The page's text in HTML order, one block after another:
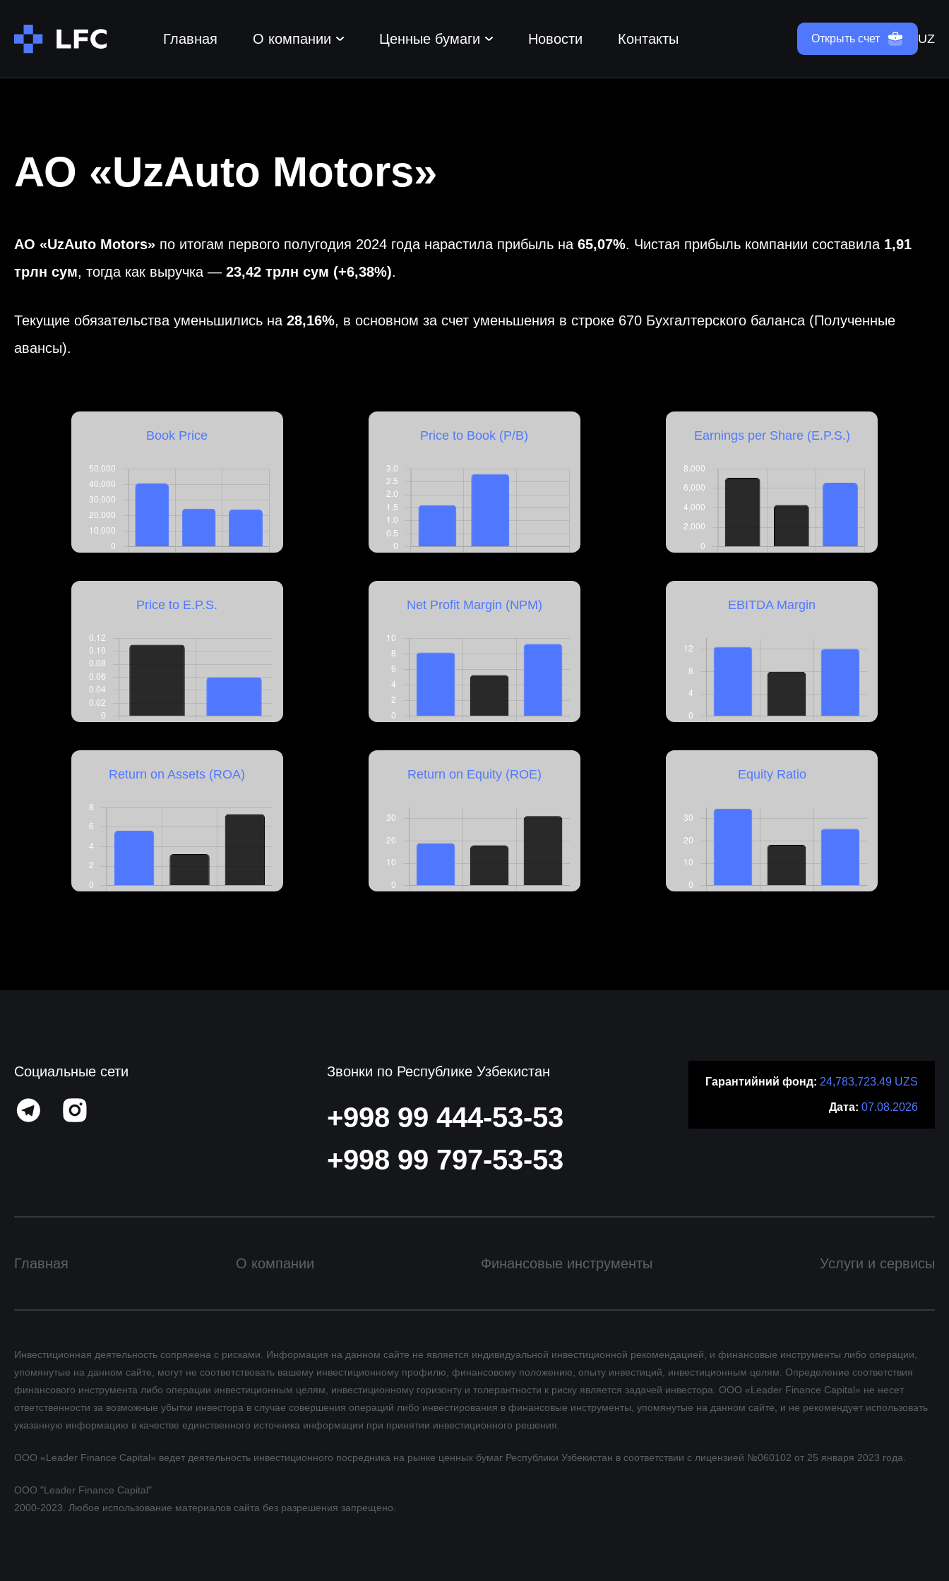
Главная О компании Ценные бумаги Новости Контакты Открыть счет UZ
АО «UzAuto Motors»
АО «UzAuto Motors» по итогам первого полугодия 2024 года нарастила прибыль на 65,07%. Чистая прибыль компании составила 1,91
трлн сум, тогда как выручка — 23,42 трлн сум (+6,38%).
Текущие обязательства уменьшились на 28,16%, в основном за счет уменьшения в строке 670 Бухгалтерского баланса (Полученные
авансы).
Book Price Price to Book (P/B) Earnings per Share (E.P.S.)
Price to E.P.S. Net Profit Margin (NPM) EBITDA Margin
Return on Assets (ROA) Return on Equity (ROE) Equity Ratio
Социальные сети Звонки по Республике Узбекистан
+998 99 444-53-53
+998 99 797-53-53
Гарантийний фонд: 24,783,723.49 UZS
Дата: 07.08.2026
Главная О компании Финансовые инструменты Услуги и сервисы
Инвестиционная деятельность сопряжена с рисками. Информация на данном сайте не является индивидуальной инвестиционной рекомендацией, и финансовые инструменты либо операции,
упомянутые на данном сайте, могут не соответствовать вашему инвестиционному профилю, финансовому положению, опыту инвестиций, инвестиционным целям. Определение соответствия
финансового инструмента либо операции инвестиционным целям, инвестиционному горизонту и толерантности к риску является задачей инвестора. ООО «Leader Finance Capital» не несет
ответственности за возможные убытки инвестора в случае совершения операций либо инвестирования в финансовые инструменты, упомянутые на данном сайте, и не рекомендует использовать
указанную информацию в качестве единственного источника информации при принятии инвестиционного решения.
ООО «Leader Finance Capital» ведет деятельность инвестиционного посредника на рынке ценных бумаг Республики Узбекистан в соответствии с лицензией №060102 от 25 января 2023 года.
ООО "Leader Finance Capital"
2000-2023. Любое использование материалов сайта без разрешения запрещено.